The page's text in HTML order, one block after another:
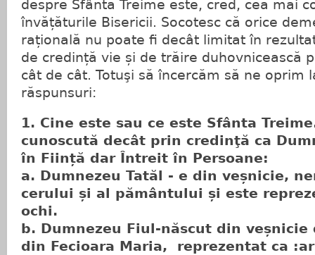
despre Sfânta Treime este, cred, cea mai
învățăturile Bisericii. Socotesc că orice
rațională nu poate fi decât limitat în
de credință vie și de trăire duhovnicească
cât de cât. Totuşi să încercăm să ne oprim
răspunsuri:
1. Cine este sau ce este Sfânta
cunoscută decât prin credinţă ca
în Ființă dar Întreit în Persoane:
a. Dumnezeu Tatăl - e din veșnicie,
cerului și al pământului și este
ochi.
b. Dumnezeu Fiul-născut din
din Fecioara Maria, reprezentat ca